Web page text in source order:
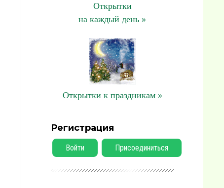
Открытки
на каждый день »
Открытки к праздникам »
Регистрация
Войти Присоединиться